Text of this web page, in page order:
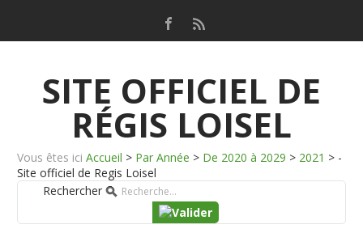
SITE OFFICIEL DE
RÉGIS LOISEL
Vous êtes ici Accueil > Par Année > De 2020 à 2029 > 2021 > -
Site officiel de Regis Loisel
Rechercher